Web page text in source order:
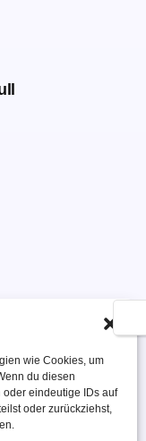
wie Cookies, um
du diesen
eindeutige IDs auf
oder zurückziehst,